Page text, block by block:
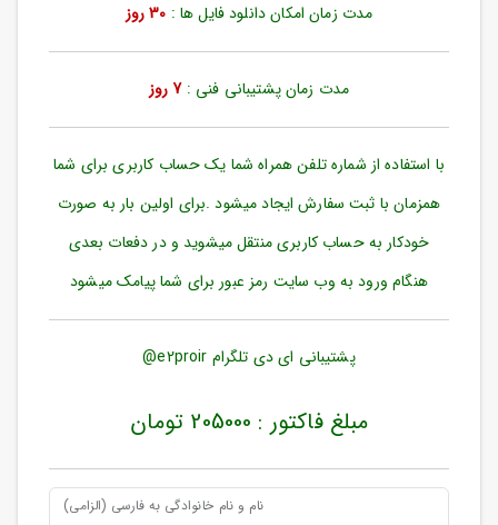
بازیابی
رمز
مندی
ها
مدت زمان امکان دانلود فایل ها : 30 روز
مدت زمان پشتیبانی فنی :7 روز
با استفاده از شماره تلفن همراه شما یک حساب کاربری برای شما
همزمان با ثبت سفارش ایجاد میشود .برای اولین بار به صورت
خودکار به حساب کاربری منتقل میشوید و در دفعات بعدی
هنگام ورود به وب سایت رمز عبور برای شما پیامک میشود
پشتیبانی ای دی تلگرام e2proir@
مبلغ فاکتور : 205000 تومان
نام و نام خانوادگی به فارسی (الزامی)